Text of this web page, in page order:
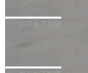
员工参与设立的专项资产
获配9...
一个回归问题，该问题导
题，该问题可能导致在旧
e 孵化器项目管理委员会
P）！这一里程碑不仅标
白开水不加糖